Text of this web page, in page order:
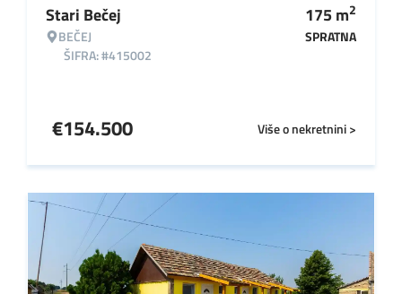
Stari Bečej
BEČEJ
ŠIFRA: #415002
175m2
SPRATNA
Više o nekretnini >
€154.500